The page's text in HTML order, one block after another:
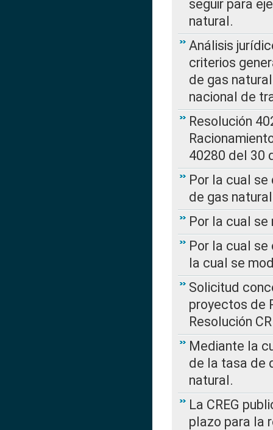
seguir para
natural.
Análisis
criterios
de gas
nacional de
Resolución
40280 del 30
Por la cual
de gas natural
Por la cual se
Por la cual se
la cual se
Solicitud
proyectos de
Resolución
Mediante la
de la tasa de
natural.
La CREG
plazo para la